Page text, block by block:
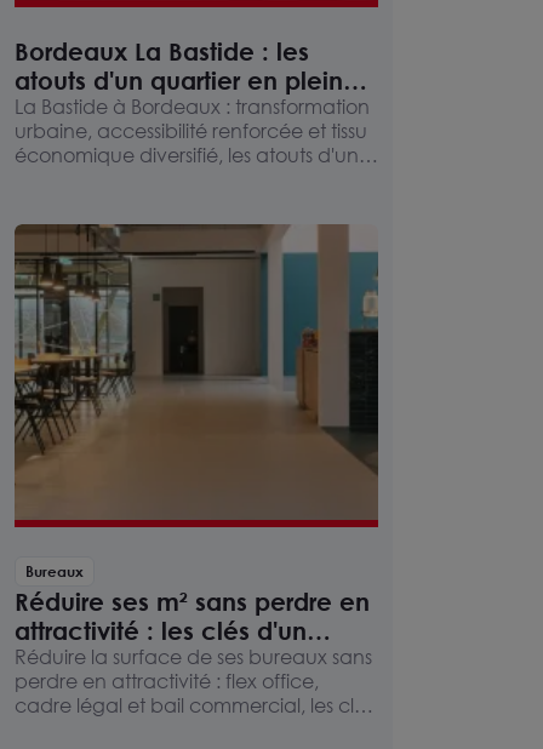
Bordeaux La Bastide : les
atouts d'un quartier en pleine
mutation pour l'implantation
d'entreprises
La Bastide à Bordeaux : transformation
urbaine, accessibilité renforcée et tissu
économique diversifié, les atouts d'un
Bureaux
Réduire ses m² sans perdre en
attractivité : les clés d'un
bureau optimisé
Réduire la surface de ses bureaux sans
perdre en attractivité : flex office,
cadre légal et bail commercial, les clés